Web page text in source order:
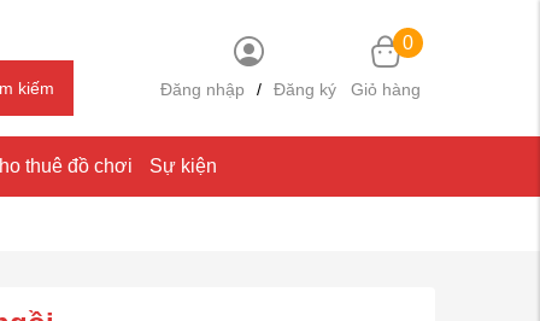
kiếm Đăng nhập / Đăng ký
0
Giỏ hàng
thuê đồ chơi Sự kiện